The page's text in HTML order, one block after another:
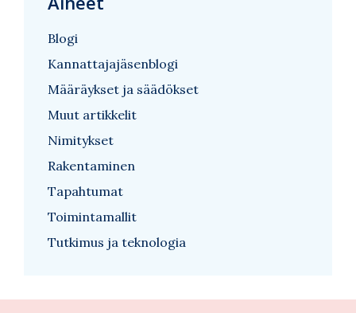
Blogi
Kannattajajäsenblogi
Määräykset ja säädökset
Muut artikkelit
Nimitykset
Rakentaminen
Tapahtumat
Toimintamallit
Tutkimus ja teknologia